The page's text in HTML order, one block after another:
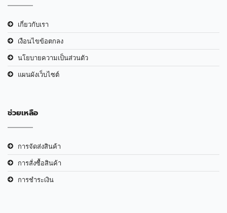
เกี่ยวกับเรา
เงือนไขข้อตกลง
นโยบายความเป็นส่วนตัว
แผนผังเว็บไซต์
ช่วยเหลือ
การจัดส่งสินค้า
การสั่งซื้อสินค้า
การชำระเงิน